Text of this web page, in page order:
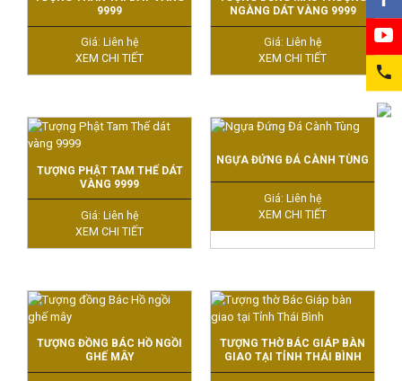
9999
Giá: Liên hệ
XEM CHI TIẾT
NGÀNG DÁT VÀNG 9999
Giá: Liên hệ
XEM CHI TIẾT
TƯỢNG PHẬT TAM THẾ DÁT
VÀNG 9999
Giá: Liên hệ
XEM CHI TIẾT
NGỰA ĐỨNG ĐÁ CÀNH TÙNG
Giá: Liên hệ
XEM CHI TIẾT
TƯỢNG ĐỒNG BÁC HỒ NGỒI
GHẾ MÂY
TƯỢNG THỜ BÁC GIÁP BÀN
GIAO TẠI TỈNH THÁI BÌNH